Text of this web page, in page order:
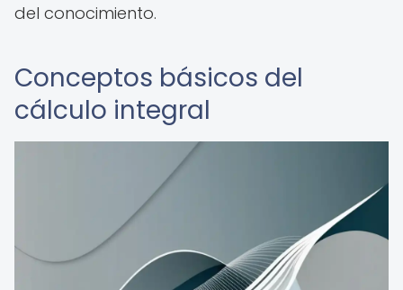
del conocimiento.
Conceptos básicos del
cálculo integral